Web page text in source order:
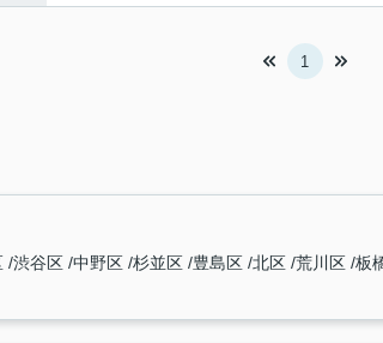
1
渋谷区 中野区 杉並区 豊島区 北区 荒川区 板